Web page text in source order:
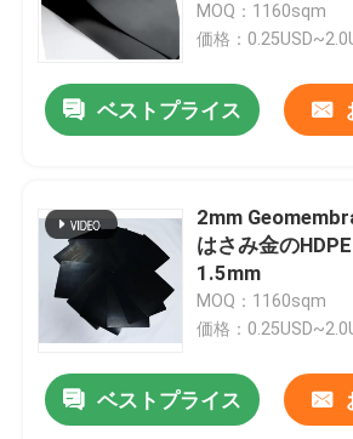
MOQ：1160sqm
価格：
ベストプライス
2mm
はさみ金の
1.5mm
MOQ：1160sqm
価格：
ベストプライス